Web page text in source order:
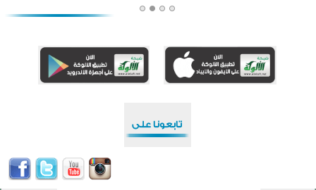
أكبر مشروع إسلامي في ريف أستراليا يفتتح أبوابه بعد سنوات من العمل والعطاء
اختتام الدورة التاسعة لمسابقة حفظ وتلاوة القرآن الكريم في أزناكاييف